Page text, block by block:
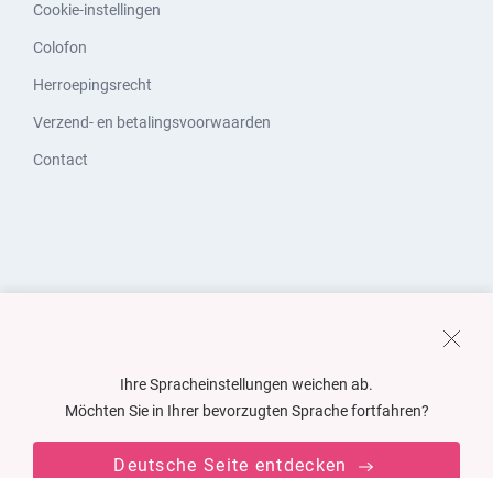
Cookie-instellingen
Colofon
Herroepingsrecht
Verzend- en betalingsvoorwaarden
Contact
Ihre Spracheinstellungen weichen ab.
Möchten Sie in Ihrer bevorzugten Sprache fortfahren?
Deutsche Seite entdecken